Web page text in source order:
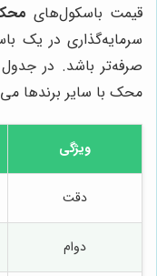
قیمت باسکول‌های
سرمایه‌گذاری در یک
صرفه‌تر باشد. در
محک با سایر برندها می
ویژگی
دقت
دوام